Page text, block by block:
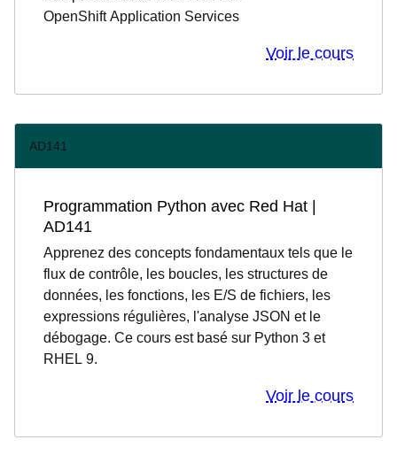
OpenShift Application Services
Voir le cours
AD141
Programmation Python avec Red Hat |
AD141
Apprenez des concepts fondamentaux tels que le
flux de contrôle, les boucles, les structures de
données, les fonctions, les E/S de fichiers, les
expressions régulières, l'analyse JSON et le
débogage. Ce cours est basé sur Python 3 et
RHEL 9.
Voir le cours